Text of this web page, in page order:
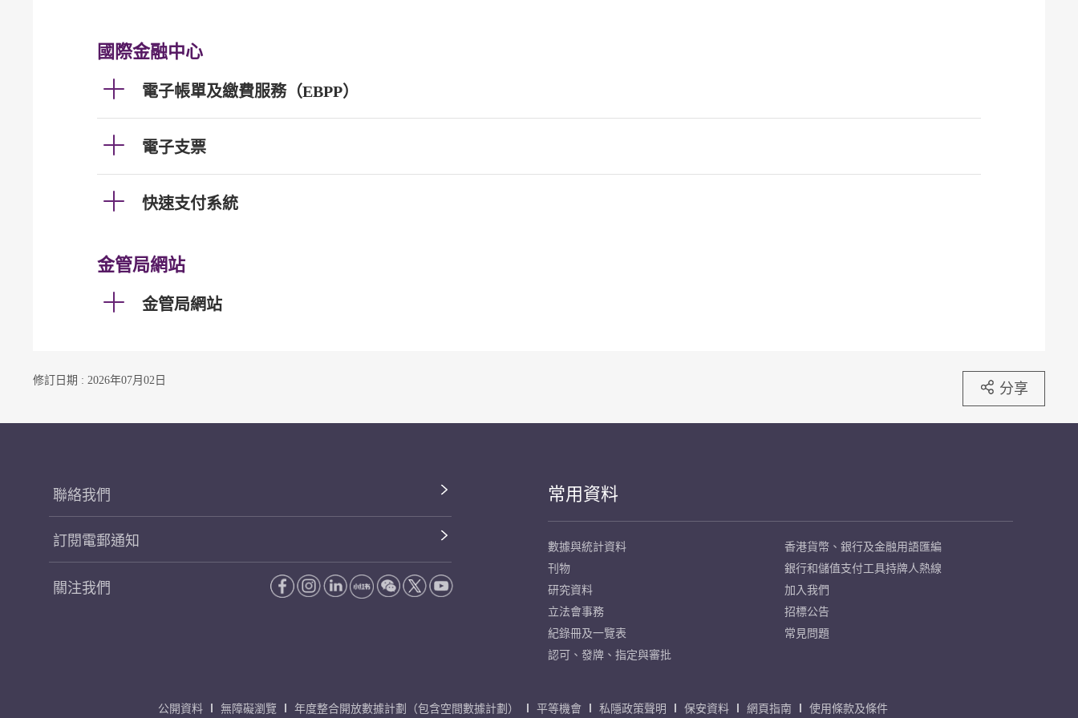
國際金融中心
電子帳單及繳費服務（EBPP）
電子支票
快速支付系統
金管局網站
金管局網站
修訂日期 : 2026年07月02日 分享
聯絡我們
訂閱電郵通知
關注我們
常用資料
數據與統計資料
刊物
研究資料
立法會事務
紀錄冊及一覽表
認可、發牌、指定與審批
香港貨幣、銀行及金融用語匯編
銀行和儲值支付工具持牌人熱線
加入我們
招標公告
常見問題
公開資料 無障礙瀏覽 年度整合開放數據計劃（包含空間數據計劃） 平等機會 私隱政策聲明 保安資料 網頁指南 使用條款及條件